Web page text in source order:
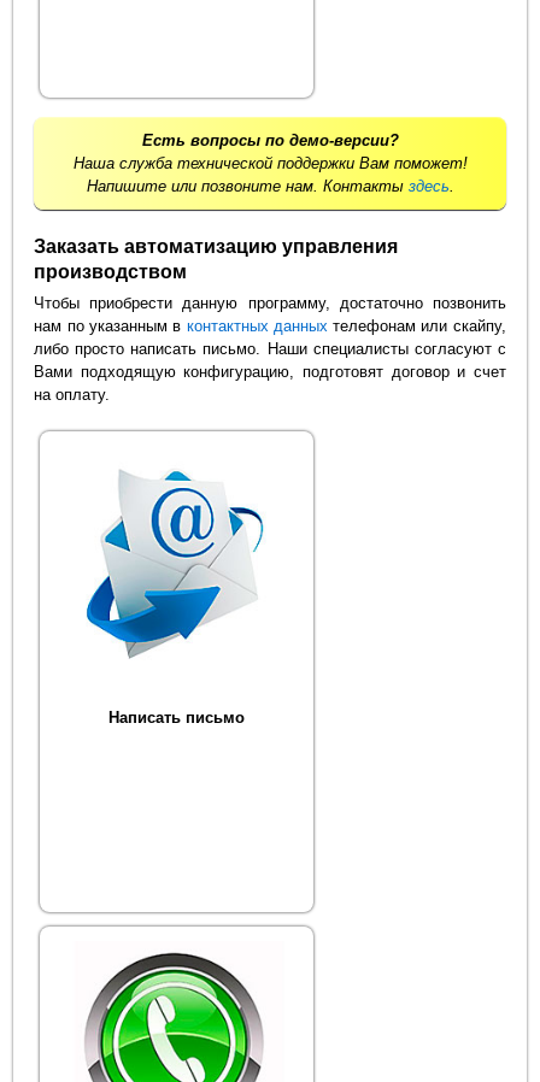
Есть вопросы по демо-версии?
Наша служба технической поддержки Вам поможет!
Напишите или позвоните нам. Контакты здесь
Заказать автоматизацию управления
производством
Чтобы приобрести данную программу, достаточно позвонить
нам по указанным в контактных данных телефонам или скайпу,
либо просто написать письмо. Наши специалисты согласуют с
Вами подходящую конфигурацию, подготовят договор и счет
на оплату.
Написать письмо